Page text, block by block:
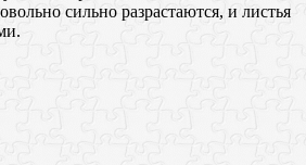
сильно разрастаются, и листья